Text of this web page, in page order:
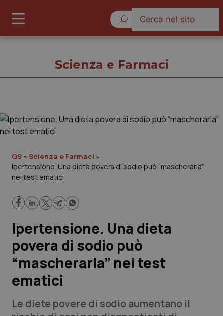
Governo e Parlamento
Regioni e Asl
Lavoro e Professioni
Scienza e Farmaci
Studi e Analisi
Lettere al direttore
Scienza e Farmaci
QS » Scienza e Farmaci »
Ipertensione. Una dieta povera di sodio può “mascherarla”
nei test ematici
Ipertensione. Una dieta
povera di sodio può
“mascherarla” nei test
ematici
Le diete povere di sodio aumentano il